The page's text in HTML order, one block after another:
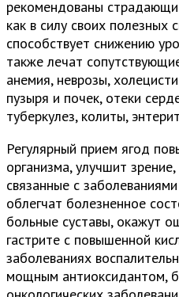
рекомендованы
как в силу своих полезных
способствует снижению
также лечат
анемия, неврозы,
пузыря и почек, отеки
туберкулез, колиты,
Регулярный прием ягод
организма, улучшит
связанные с
облегчат болезненное
больные суставы, окажут
гастрите с повышенной
заболеваниях
мощным антиоксидантом,